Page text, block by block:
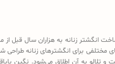
زنانه به هزاران سال قبل از
برای انگشترهای زنانه طراحی
تلالو به آن اطلاق می‌شود. نگین